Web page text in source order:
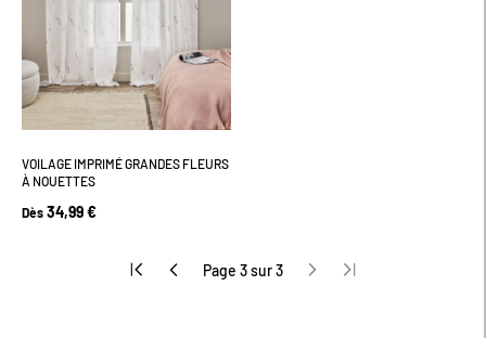
VOILAGE IMPRIMÉ GRANDES FLEURS
À NOUETTES
Dès 34,99 €
Page 3 sur 3